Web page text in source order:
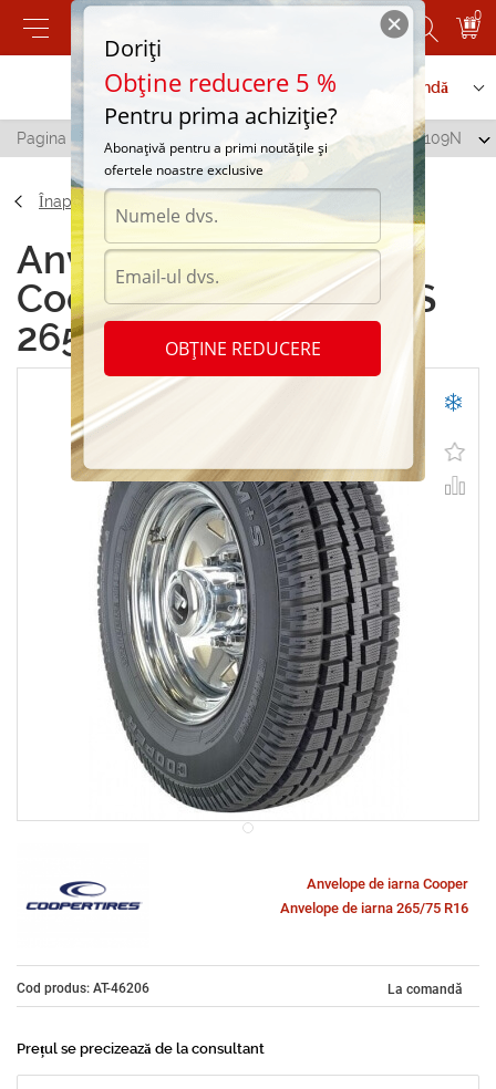
0
Contactați-ne Serviciu de comandă
Pagina principală Cooper Discoverer M+S 265/75 R16 109N
Înapoi
Anvelope de iarna
Cooper Discoverer M+S
265/75 R16 109N
Anvelope de iarna Cooper
Anvelope de iarna 265/75 R16
Cod produs: AT-46206 La comandă
Prețul se precizează de la consultant
Doriți
Obține reducere 5 %
Pentru prima achiziție?
Abonațivă pentru a primi noutățile și
ofertele noastre exclusive
OBȚINE REDUCERE